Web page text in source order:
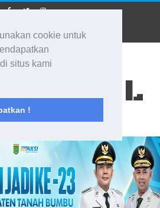
cookie untuk
situs kami
!
KALSEL
Ke Segala Arah